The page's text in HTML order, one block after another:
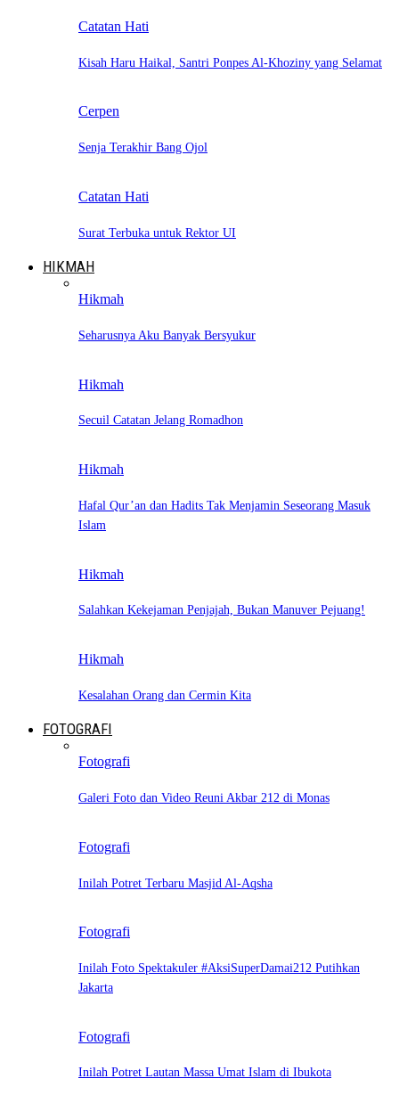
Catatan Hati
Kisah Haru Haikal, Santri Ponpes Al-Khoziny yang Selamat
Cerpen
Senja Terakhir Bang Ojol
Catatan Hati
Surat Terbuka untuk Rektor UI
HIKMAH
Hikmah
Seharusnya Aku Banyak Bersyukur
Hikmah
Secuil Catatan Jelang Romadhon
Hikmah
Hafal Qur’an dan Hadits Tak Menjamin Seseorang Masuk
Islam
Hikmah
Salahkan Kekejaman Penjajah, Bukan Manuver Pejuang!
Hikmah
Kesalahan Orang dan Cermin Kita
FOTOGRAFI
Fotografi
Galeri Foto dan Video Reuni Akbar 212 di Monas
Fotografi
Inilah Potret Terbaru Masjid Al-Aqsha
Fotografi
Inilah Foto Spektakuler #AksiSuperDamai212 Putihkan
Jakarta
Fotografi
Inilah Potret Lautan Massa Umat Islam di Ibukota